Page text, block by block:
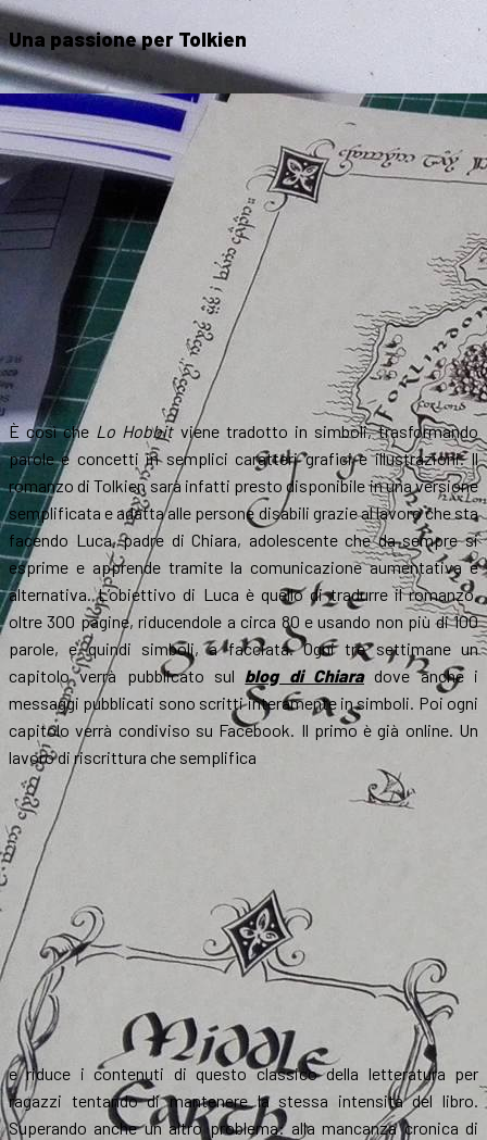
Una passione per Tolkien
È così che Lo Hobbitviene tradotto in simboli, trasformando
parole e concetti in semplici caratteri grafici e illustrazioni. Il
romanzo di Tolkien sarà infatti presto disponibile in una versione
semplificata e adatta alle persone disabili grazie al lavoro che sta
facendo Luca, padre di Chiara, adolescente che da sempre si
esprime e apprende tramite la comunicazione aumentativa e
alternativa. L’obiettivo di Luca è quello di tradurre il romanzo,
oltre 300 pagine, riducendole a circa 80 e usando non più di 100
parole, e quindi simboli, a facciata. Ogni tre settimane un
capitolo verrà pubblicato sul blog di Chiaradove anche i
messaggi pubblicati sono scritti interamente in simboli. Poi ogni
capitolo verrà condiviso su Facebook. Il primo è già online. Un
lavoro di riscrittura che semplifica
e riduce i contenuti di questo classico della letteratura per
ragazzi tentando di mantenere la stessa intensità del libro.
Superando anche un altro problema: alla mancanza cronica di